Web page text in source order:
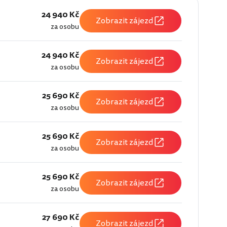
24 940 Kč
za osobu Zobrazit zájezd
24 940 Kč
za osobu Zobrazit zájezd
25 690 Kč
za osobu Zobrazit zájezd
25 690 Kč
za osobu Zobrazit zájezd
25 690 Kč
za osobu Zobrazit zájezd
27 690 Kč Zobrazit zájezd